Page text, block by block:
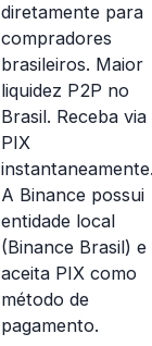
diretamente para
compradores
brasileiros. Maior
liquidez P2P no
Brasil. Receba via
PIX
instantaneamente.
A Binance possui
entidade local
(Binance Brasil) e
aceita PIX como
método de
pagamento.